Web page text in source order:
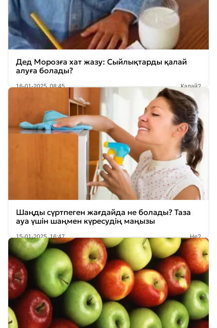
Дед Морозға хат жазу: Сыйлықтарды қалай
алуға болады?
16-01-2025, 08:45 Қалай?
Шаңды сүртпеген жағдайда не болады? Таза
ауа үшін шаңмен күресудің маңызы
15-01-2025, 16:47 Не?